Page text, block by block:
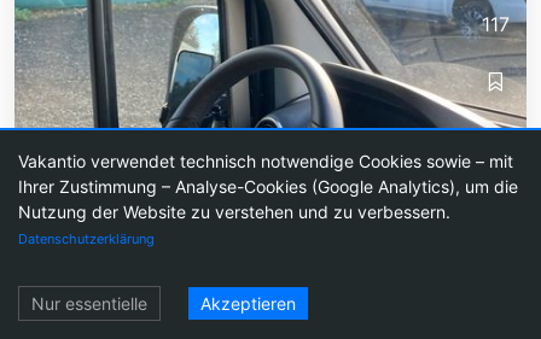
Brno - Belgrad
Guten Morgen in Brno!In der Eishölle war es doch
gar nicht so höllisch kalt. Und als ich die feudale
erwartete mich ein bestens gelaunter...
117
Vakantio verwendet technisch notwendige Cookies sowie – mit
Ihrer Zustimmung – Analyse-Cookies (Google Analytics), um die
Nutzung der Website zu verstehen und zu verbessern.
Datenschutzerklärung
Nur essentielle Akzeptieren